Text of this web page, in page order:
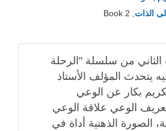
الذات
الثاني من سلسلة "الرحلة
يتحدث المؤلف الأستاذ
بكار عن الوعي
الوعي علاقة الوعي
الصورة الذهنية أداة في